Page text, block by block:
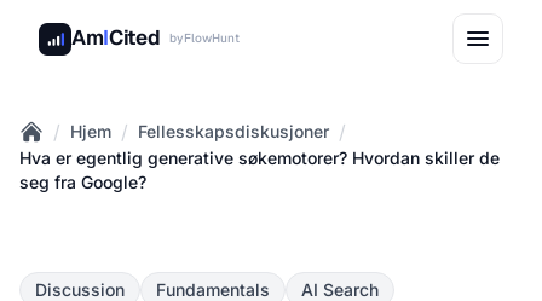
AmICited byFlowHunt
Home
/ Hjem / Fellesskapsdiskusjoner /
Hva er egentlig generative søkemotorer? Hvordan skiller de
seg fra Google?
Discussion Fundamentals AI Search